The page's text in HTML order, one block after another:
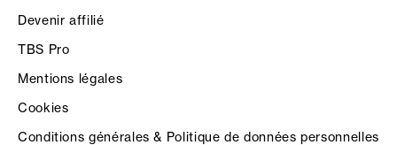
Devenir affilié
TBS Pro
Mentions légales
Cookies
Conditions générales & Politique de données personnelles